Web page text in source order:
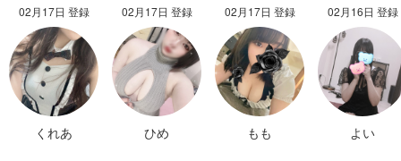
02月17日 登録
くれあ
02月17日 登録
ひめ
02月17日 登録
もも
02月16日 登録
よい